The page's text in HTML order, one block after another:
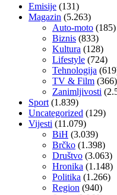
Emisije (131)
Magazin (5.263)
Auto-moto (185)
Biznis (833)
Kultura (128)
Lifestyle (724)
Tehnologija
TV & Film (366)
Zanimljivosti
Sport (1.839)
Uncategorized (129)
Vijesti (11.079)
BiH (3.039)
Brčko (1.398)
Društvo (3.063)
Hronika (1.148)
Politika (1.266)
Region (940)